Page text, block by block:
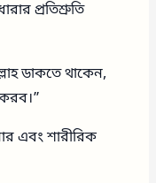
প্রতিশ্রুতি
ডাকতে থাকেন,
এবং শারীরিক